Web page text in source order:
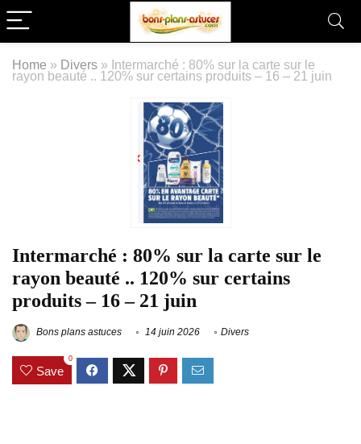
Home » Divers » Intermarché : 80% sur la carte sur le
rayon beauté .. 120% sur certains produits – 16 – 21 juin
Intermarché : 80% sur la carte sur le
rayon beauté .. 120% sur certains
produits – 16 – 21 juin
Bons plans astuces 14 juin 2026 Divers
Save
0